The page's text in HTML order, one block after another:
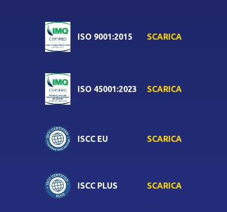
ISO 9001:2015 SCARICA
ISO 45001:2023 SCARICA
ISCC EU SCARICA
ISCC PLUS SCARICA